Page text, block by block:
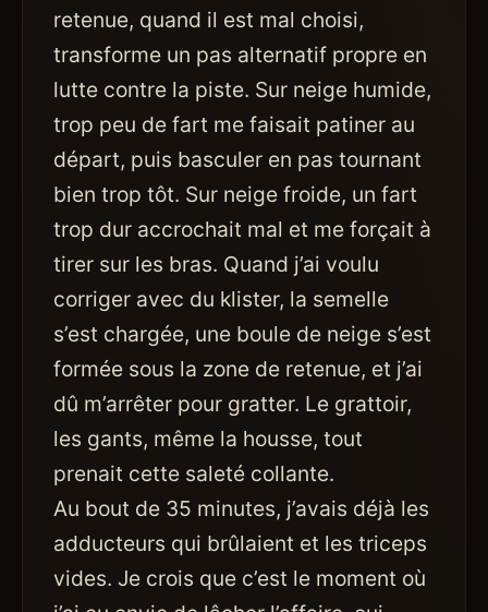
retenue, quand il est mal choisi,
transforme un pas alternatif propre en
lutte contre la piste. Sur neige humide,
trop peu de fart me faisait patiner au
départ, puis basculer en pas tournant
bien trop tôt. Sur neige froide, un fart
trop dur accrochait mal et me forçait à
tirer sur les bras. Quand j’ai voulu
corriger avec du klister, la semelle
s’est chargée, une boule de neige s’est
formée sous la zone de retenue, et j’ai
dû m’arrêter pour gratter. Le grattoir,
les gants, même la housse, tout
prenait cette saleté collante.
Au bout de 35 minutes, j’avais déjà les
adducteurs qui brûlaient et les triceps
vides. Je crois que c’est le moment où